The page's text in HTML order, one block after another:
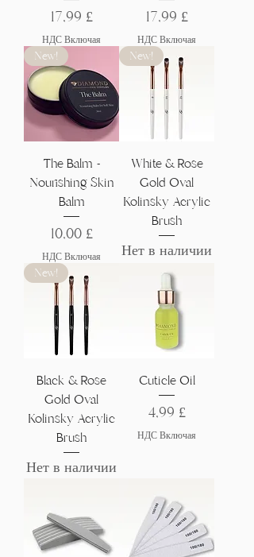
Цена
17,99 £
НДС Включая
Цена
17,99 £
НДС Включая
New!
The Balm -
Nourishing Skin
Balm
Цена
10,00 £
НДС Включая
New!
White & Rose
Gold Oval
Kolinsky Acrylic
Brush
Нет в наличии
New!
Black & Rose
Gold Oval
Kolinsky Acrylic
Brush
Нет в наличии
Cuticle Oil
Цена
4,99 £
НДС Включая